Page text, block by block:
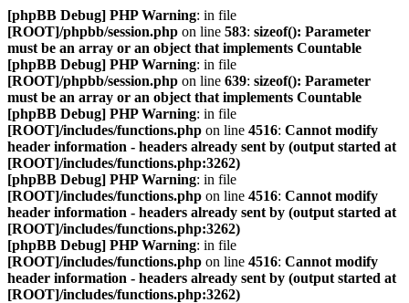
[phpBB Debug] PHP Warning: in file
[ROOT]/phpbb/session.php on line 583: sizeof(): Parameter
must be an array or an object that implements Countable
[phpBB Debug] PHP Warning: in file
[ROOT]/phpbb/session.php on line 639: sizeof(): Parameter
must be an array or an object that implements Countable
[phpBB Debug] PHP Warning: in file
[ROOT]/includes/functions.php on line 4516: Cannot modify
header information - headers already sent by (output started at
[ROOT]/includes/functions.php:3262)
[phpBB Debug] PHP Warning: in file
[ROOT]/includes/functions.php on line 4516: Cannot modify
header information - headers already sent by (output started at
[ROOT]/includes/functions.php:3262)
[phpBB Debug] PHP Warning: in file
[ROOT]/includes/functions.php on line 4516: Cannot modify
header information - headers already sent by (output started at
[ROOT]/includes/functions.php:3262)